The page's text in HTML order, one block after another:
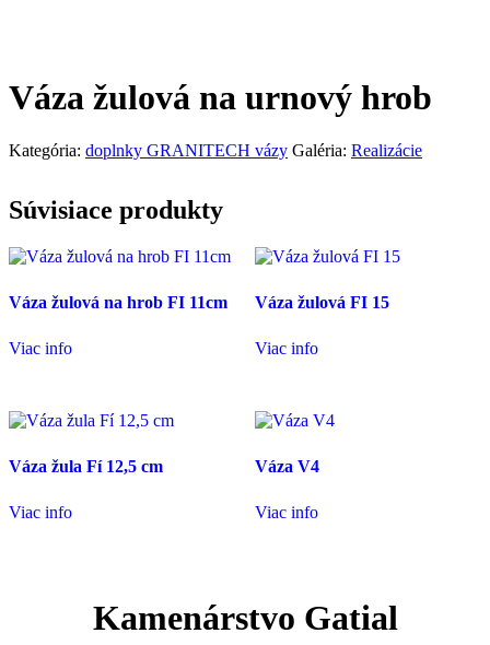
Váza žulová na urnový hrob
Kategória: doplnky GRANITECH vázy Galéria: Realizácie
Súvisiace produkty
Váza žulová na hrob FI 11cm
Viac info
Váza žulová FI 15
Viac info
Váza žula Fí 12,5 cm
Viac info
Váza V4
Viac info
Kamenárstvo Gatial